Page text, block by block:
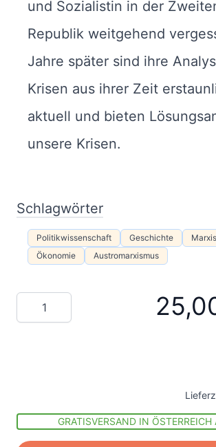
und Sozialistin in der
Republik weitgehend
Jahre später sind ihre
Krisen aus ihrer Zeit
aktuell und bieten
unsere Krisen.
Schlagwörter
Politikwissenschaft Geschichte
Ökonomie
Austromarxismus
Menge
GRATISVERSAND IN